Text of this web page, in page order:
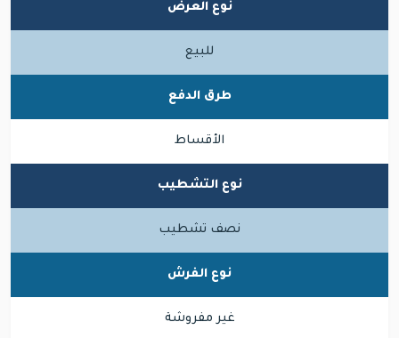
نوع العرض
للبيع
طرق الدفع
الأقساط
نوع التشطيب
نصف تشطيب
نوع الفرش
غير مفروشة